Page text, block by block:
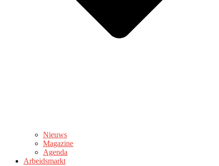
Nieuws
Magazine
Agenda
Arbeidsmarkt